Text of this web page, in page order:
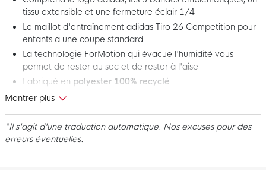
tissu extensible et une fermeture éclair 1/4
Le maillot d'entraînement adidas Tiro 26 Competition pour
enfants a une coupe standard
La technologie ForMotion qui évacue l'humidité vous
permet de rester au sec et de rester à l'aise
Fabriqué en polyester 100% recyclé
Voici le maillot d'entraînement adidas Tiro 26 Competition pour
Enfants, bleu et blanc! Ce haut d'entraînement de haute qualité
de la collection Tiro 26 Competition est conçu pour les joueurs
Montrer plus
*Il s'agit d'une traduction automatique. Nos excuses pour des
erreurs éventuelles.